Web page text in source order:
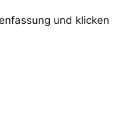
und klicken